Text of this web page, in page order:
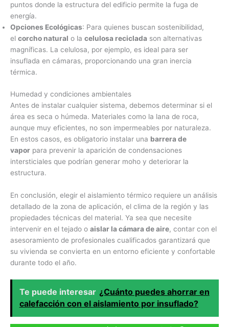
puntos donde la estructura del edificio permite la fuga de
energía.
Opciones Ecológicas: Para quienes buscan sostenibilidad,
el corcho natural o la celulosa reciclada son alternativas
magníficas. La celulosa, por ejemplo, es ideal para ser
insuflada en cámaras, proporcionando una gran inercia
térmica.
Humedad y condiciones ambientales
Antes de instalar cualquier sistema, debemos determinar si el
área es seca o húmeda. Materiales como la lana de roca,
aunque muy eficientes, no son impermeables por naturaleza.
En estos casos, es obligatorio instalar una barrera de
vapor para prevenir la aparición de condensaciones
intersticiales que podrían generar moho y deteriorar la
estructura.
En conclusión, elegir el aislamiento térmico requiere un análisis
detallado de la zona de aplicación, el clima de la región y las
propiedades técnicas del material. Ya sea que necesite
intervenir en el tejado o aislar la cámara de aire, contar con el
asesoramiento de profesionales cualificados garantizará que
su vivienda se convierta en un entorno eficiente y confortable
durante todo el año.
Te puede interesar ¿Cuánto puedes ahorrar en
calefacción con el aislamiento por insuflado?